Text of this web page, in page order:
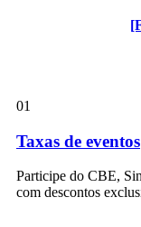
Algumas
01
Taxas de eventos
Participe do CBE,
com descontos